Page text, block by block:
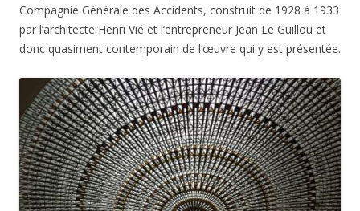
Compagnie Générale des Accidents, construit de 1928 à 1933
par l’architecte Henri Vié et l’entrepreneur Jean Le Guillou et
donc quasiment contemporain de l’œuvre qui y est présentée.